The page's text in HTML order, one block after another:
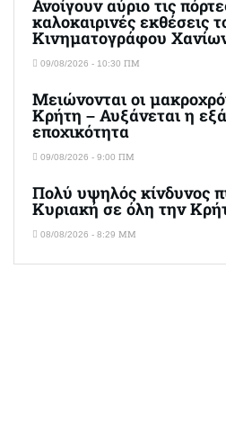
Ανοίγουν αύριο τις
καλοκαιρινές εκθέσεις
Κινηματογράφου
09/08/2026 - 10:30 ΠΜ
Μειώνονται οι
Κρήτη – Αυξάνεται η
εποχικότητα
09/08/2026 - 9:00 ΠΜ
Πολύ υψηλός κίνδυνος
Κυριακή σε όλη την
08/08/2026 - 8:29 ΜΜ